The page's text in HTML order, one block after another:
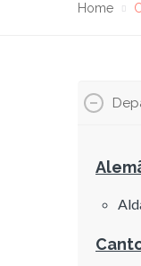
Home